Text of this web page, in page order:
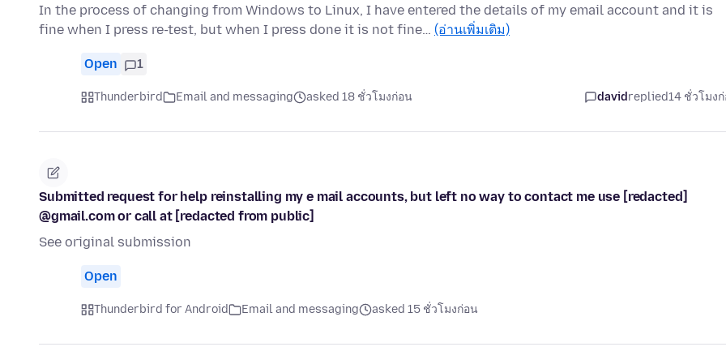
In the process of changing from Windows to Linux, I have entered the details of my email account and it is
fine when I press re-test, but when I press done it is not fine… (อ่านเพิ่มเติม)
Open 1
Thunderbird Email and messaging asked 18 ชั่วโมงก่อน davidreplied14 ชั่วโมง
Submitted request for help reinstalling my e mail accounts, but left no way to contact me use [redacted]
@gmail.com or call at [redacted from public]
See original submission
Open
Thunderbird for Android Email and messaging asked 15 ชั่วโมงก่อน